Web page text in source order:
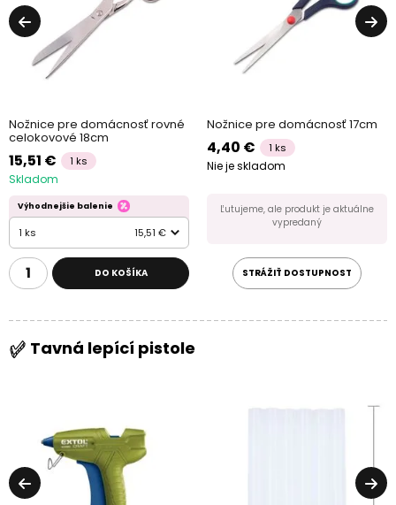
Nožnice pre domácnosť rovné
celokovové 18cm
15,51 € 1 ks
Skladom
Výhodnejšie balenie
1 ks 15,51 €
DO KOŠÍKA
Nožnice pre domácnosť 17cm
4,40 € 1 ks
Nie je skladom
Ľutujeme, ale produkt je aktuálne
vypredaný
STRÁŽIŤ DOSTUPNOST
Tavná lepící pistole